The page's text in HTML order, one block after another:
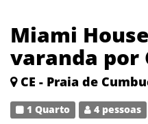
Miami
varanda por
CE - Praia de
1 Quarto 4 pessoas